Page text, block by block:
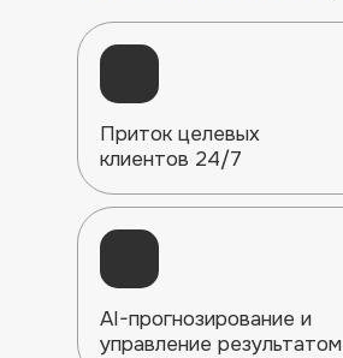
Приток целевых
клиентов 24/7
AI-прогнозирование и
управление результатом